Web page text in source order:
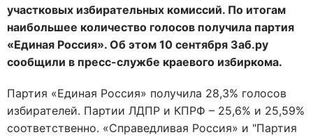
участковых избирательных комиссий. По итогам
наибольшее количество голосов получила партия
«Единая Россия». Об этом 10 сентября Заб.ру
сообщили в пресс-службе краевого избиркома.
Партия «Единая Россия» получила 28,3% голосов
избирателей. Партии ЛДПР и КПРФ – 25,6% и 25,59%
соответственно. «Справедливая Россия» и "Партия